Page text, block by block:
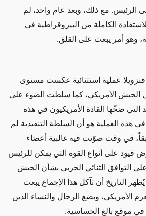
الرئيس. مع ذلك، وبعد عام واحد، لم
الكاملة من البيروقراطية في
وهو أمر يبعث على القلق.
عملية استثنائية عكست مستوى
الجيش الأمريكي، كما سلطت الضوء على
التي ضخّها القادة الأمريكيون في هذه
هذه العملية هو أن السلطة التنفيذية لم
في وقت صوّتت فيه غالبية أعضاء
على أنواع القوة التي يمكن للرئيس
التوافق الثنائي الحزبي بشأن الجيش
يُظهر التاريخ أن تآكل هذا الإجماع يبعث
الأمريكي، ويضع الرجال والنساء الذين
موقع بالغ الحساسية.